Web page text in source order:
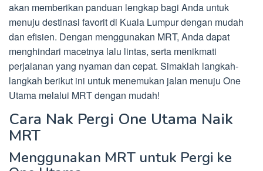
akan memberikan panduan lengkap bagi Anda untuk
menuju destinasi favorit di Kuala Lumpur dengan mudah
dan efisien. Dengan menggunakan MRT, Anda dapat
menghindari macetnya lalu lintas, serta menikmati
perjalanan yang nyaman dan cepat. Simaklah langkah-
langkah berikut ini untuk menemukan jalan menuju One
Utama melalui MRT dengan mudah!
Cara Nak Pergi One Utama Naik
MRT
Menggunakan MRT untuk Pergi ke